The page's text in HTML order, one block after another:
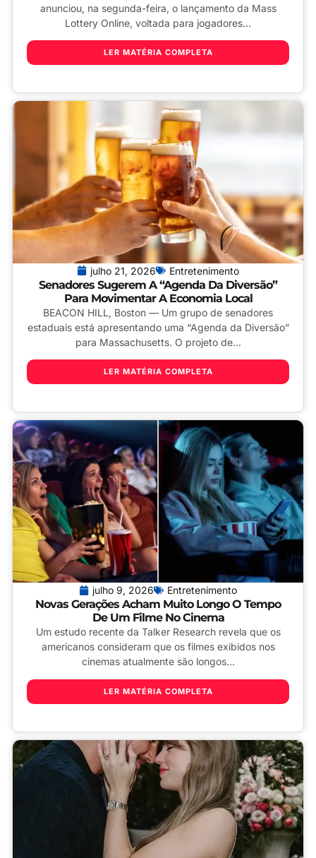
anunciou, na segunda-feira, o lançamento da Mass
Lottery Online, voltada para jogadores...
LER MATÉRIA COMPLETA
julho 21, 2026 Entretenimento
Senadores Sugerem A “Agenda Da Diversão”
Para Movimentar A Economia Local
BEACON HILL, Boston — Um grupo de senadores
estaduais está apresentando uma “Agenda da Diversão”
para Massachusetts. O projeto de...
LER MATÉRIA COMPLETA
julho 9, 2026 Entretenimento
Novas Gerações Acham Muito Longo O Tempo
De Um Filme No Cinema
Um estudo recente da Talker Research revela que os
americanos consideram que os filmes exibidos nos
cinemas atualmente são longos...
LER MATÉRIA COMPLETA